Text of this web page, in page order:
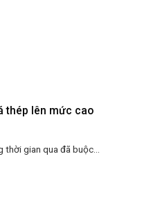
thép lên mức cao
gian qua đã buộc...